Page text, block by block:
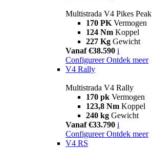
Multistrada V4 Pikes Peak
170 PK Vermogen
124 Nm Koppel
227 Kg Gewicht
Vanaf €38.590 i
Configureer Ontdek meer
V4 Rally
Multistrada V4 Rally
170 pk Vermogen
123,8 Nm Koppel
240 kg Gewicht
Vanaf €33.790 i
Configureer Ontdek meer
V4 RS